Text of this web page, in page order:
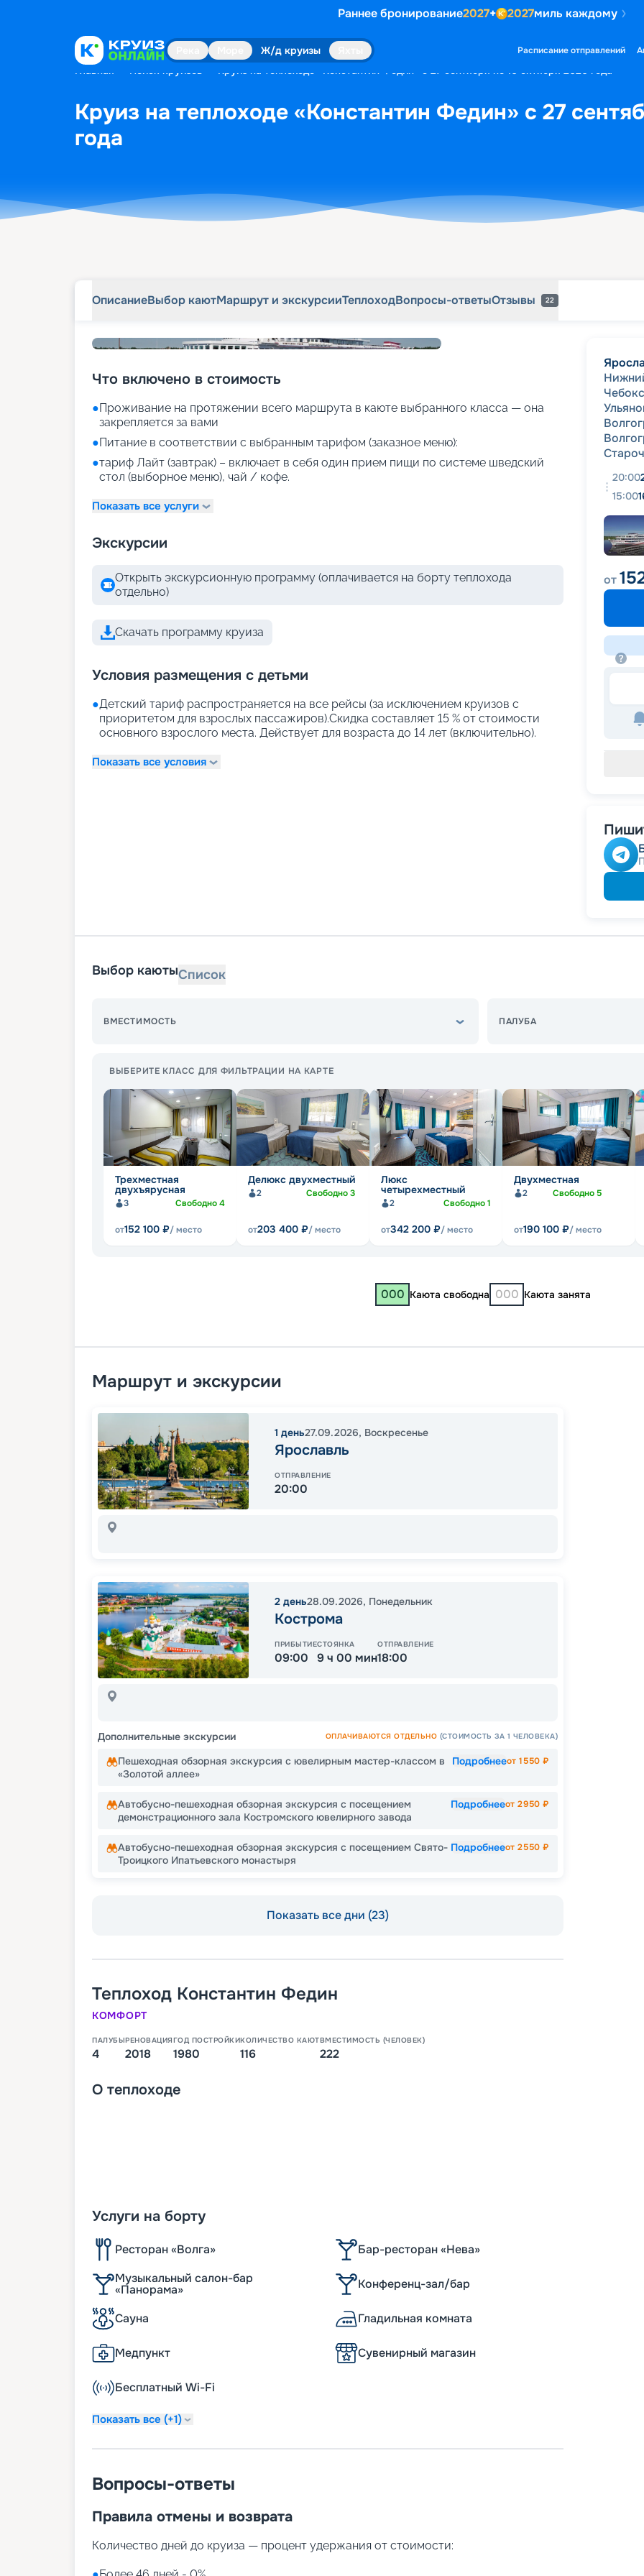
Раннее бронирование2027+ 2027миль каждому
Ж/д круизы Расписание отправлений
Главная Поиск круизов Круиз на теплоходе «Константин Федин» с 27 сентября по 16 октября 2026 года
Круиз на теплоходе «Константин Федин» с 27
года
ОписаниеВыбор каютМаршрут и экскурсииТеплоходВопросы-ответыОтзывы 22
Что включено в стоимость
●Проживание на протяжении всего маршрута в каюте выбранного класса — она
закрепляется за вами
●Питание в соответствии с выбранным тарифом (заказное меню):
●тариф Лайт (завтрак) – включает в себя один прием пищи по системе шведский
стол (выборное меню), чай / кофе.
Показать все услуги
Экскурсии
Открыть экскурсионную программу (оплачивается на борту теплохода
отдельно)
Скачать программу круиза
Условия размещения с детьми
●Детский тариф распространяется на все рейсы (за исключением круизов с
приоритетом для взрослых пассажиров).Скидка составляет 15 % от стоимости
основного взрослого места. Действует для возраста до 14 лет (включительно).
Показать все условия
20:00
15:00
от
Выбор каютыСписок
ВМЕСТИМОСТЬ ПАЛУБА
ВЫБЕРИТЕ КЛАСС ДЛЯ ФИЛЬТРАЦИИ НА КАРТЕ
Трехместная
двухъярусная
3 Свободно4
от152 100 ₽/ место
Делюкс двухместный
2 Свободно3
от203 400 ₽/ место
Люкс
четырехместный
2 Свободно1
от342 200 ₽/ место
Двухместная
2 Свободно5
от190 100 ₽/ место
000 Каюта свободна 000 Каюта занята
Маршрут и экскурсии
1 день27.09.2026, Воскресенье
Ярославль
ОТПРАВЛЕНИЕ
20:00
2 день28.09.2026, Понедельник
Кострома
ПРИБЫТИЕ
09:00
СТОЯНКА
9 ч 00 мин
ОТПРАВЛЕНИЕ
18:00
Дополнительные экскурсии ОПЛАЧИВАЮТСЯ ОТДЕЛЬНО (СТОИМОСТЬ ЗА 1 ЧЕЛОВЕКА)
Пешеходная обзорная экскурсия с ювелирным мастер-классом в
«Золотой аллее»
Подробнееот1550 ₽
Автобусно-пешеходная обзорная экскурсия с посещением
демонстрационного зала Костромского ювелирного завода
Подробнееот2950 ₽
Автобусно-пешеходная обзорная экскурсия с посещением Свято-
Троицкого Ипатьевского монастыря
Подробнееот2550 ₽
Показать все дни (23)
Теплоход Константин Федин
КОМФОРТ
ПАЛУБЫ
4
РЕНОВАЦИЯ
2018
ГОД ПОСТРОЙКИ
1980
КОЛИЧЕСТВО КАЮТ
116
ВМЕСТИМОСТЬ (ЧЕЛОВЕК)
222
О теплоходе
Услуги на борту
Ресторан «Волга»
Бар-ресторан «Нева»
Музыкальный салон-бар
«Панорама» Конференц-зал/бар
Сауна Гладильная комната
Медпункт Сувенирный магазин
Бесплатный Wi-Fi
Показать все (+1)
Вопросы-ответы
Правила отмены и возврата
Количество дней до круиза — процент удержания от стоимости: